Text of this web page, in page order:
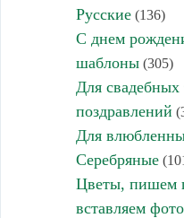
Русские(136)
С днем
шаблоны(305)
Для свадебных
поздравлений
Для
Серебряные
Цветы, пишем
вставляем